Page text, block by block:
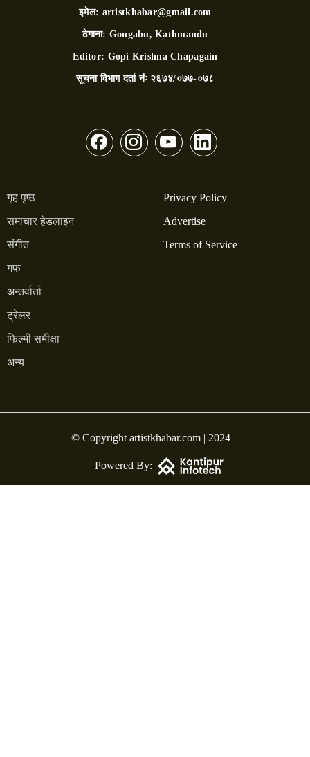
इमेल: artistkhabar@gmail.com
ठेगाना: Gongabu, Kathmandu
Editor: Gopi Krishna Chapagain
सूचना विभाग दर्ता नंः २६७४/०७७-०७८
गृह पृष्ठ
समाचार हेडलाइन
संगीत
गफ
अन्तर्वार्ता
ट्रेलर
फिल्मी समीक्षा
अन्य
Privacy Policy
Advertise
Terms of Service
© Copyright artistkhabar.com | 2024
Powered By: